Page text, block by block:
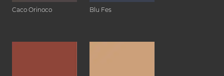
Caco Orinoco Blu Fes